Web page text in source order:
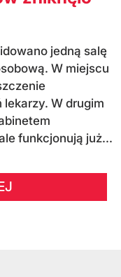
jedną salę
W miejscu
W drugim
funkcjonują już...